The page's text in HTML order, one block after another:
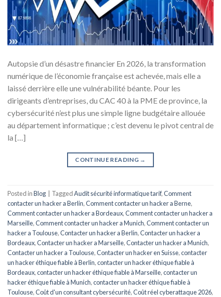
Autopsie d’un désastre financier En 2026, la transformation
numérique de l’économie française est achevée, mais elle a
laissé derrière elle une vulnérabilité béante. Pour les
dirigeants d’entreprises, du CAC 40 à la PME de province, la
cybersécurité n’est plus une simple ligne budgétaire allouée
au département informatique ; c’est devenu le pivot central de
la […]
CONTINUE READING →
Posted inBlog TaggedAudit sécurité informatique tarif,Comment
contacter un hacker a Berlin,Comment contacter un hacker a Berne,
Comment contacter un hacker a Bordeaux,Comment contacter un hacker a
Marseille,Comment contacter un hacker a Munich,Comment contacter un
hacker a Toulouse,Contacter un hacker a Berlin,Contacter un hacker a
Bordeaux,Contacter un hacker a Marseille,Contacter un hacker a Munich,
Contacter un hacker a Toulouse,Contacter un hacker en Suisse,contacter
un hacker éthique fiable à Berlin,contacter un hacker éthique fiable à
Bordeaux,contacter un hacker éthique fiable à Marseille,contacter un
hacker éthique fiable à Munich,contacter un hacker éthique fiable à
Toulouse,Coût d'un consultant cybersécurité,Coût réel cyberattaque 2026,